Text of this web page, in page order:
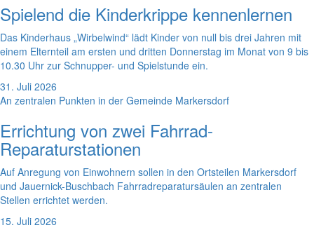
Spielend die Kinderkrippe kennenlernen
Das Kinderhaus „Wirbelwind“ lädt Kinder von null bis drei Jahren mit
einem Elternteil am ersten und dritten Donnerstag im Monat von 9 bis
10.30 Uhr zur Schnupper- und Spielstunde ein.
31. Juli 2026
An zentralen Punkten in der Gemeinde Markersdorf
Errichtung von zwei Fahrrad-
Reparaturstationen
Auf Anregung von Einwohnern sollen in den Ortsteilen Markersdorf
und Jauernick-Buschbach Fahrradreparatursäulen an zentralen
Stellen errichtet werden.
15. Juli 2026